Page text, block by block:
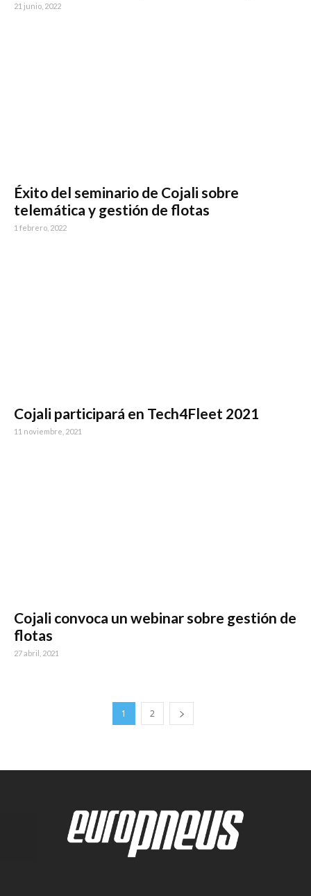
21 junio, 2022
Éxito del seminario de Cojali sobre
telemática y gestión de flotas
1 febrero, 2022
Cojali participará en Tech4Fleet 2021
11 noviembre, 2021
Cojali convoca un webinar sobre gestión de
flotas
27 abril, 2021
1 2